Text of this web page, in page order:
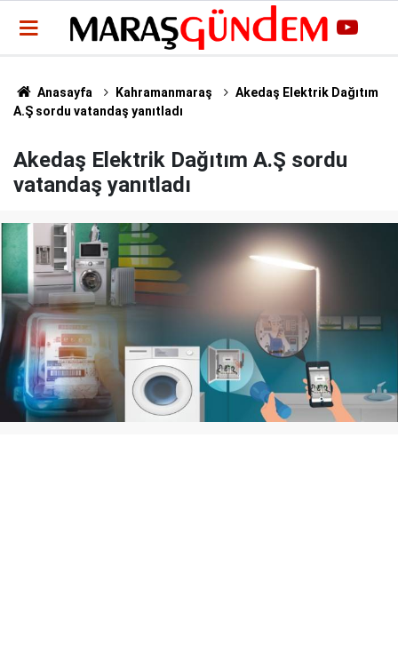
Anasayfa Kahramanmaraş
Akedaş Elektrik Dağıtım
A.Ş sordu vatandaş yanıtladı
Akedaş Elektrik Dağıtım A.Ş sordu
vatandaş yanıtladı